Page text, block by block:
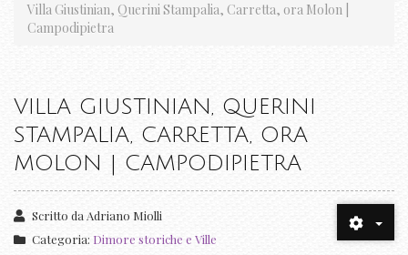
Villa Giustinian, Querini Stampalia, Carretta, ora Molon |
Campodipietra
VILLA GIUSTINIAN, QUERINI
STAMPALIA, CARRETTA, ORA
MOLON | CAMPODIPIETRA
Scritto da Adriano Miolli
Categoria: Dimore storiche e Ville